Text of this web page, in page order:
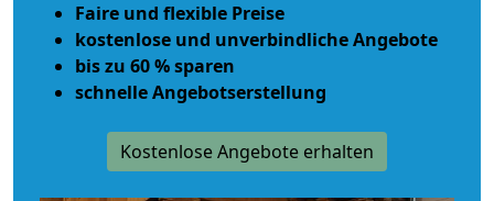
Faire und flexible Preise
kostenlose und unverbindliche Angebote
bis zu 60 % sparen
schnelle Angebotserstellung
Kostenlose Angebote erhalten